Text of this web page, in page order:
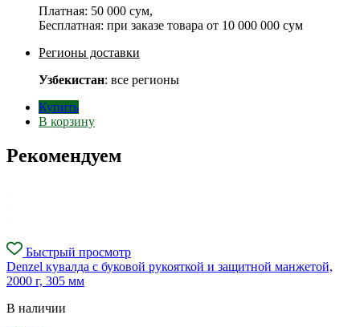
Платная: 50 000 сум,
Бесплатная: при заказе товара от 10 000 000 сум
Регионы доставки
Узбекистан: все регионы
Купить
В корзину
Рекомендуем
Быстрый просмотр
Denzel кувалда с буковой рукояткой и защитной манжетой,
2000 г, 305 мм
В наличии